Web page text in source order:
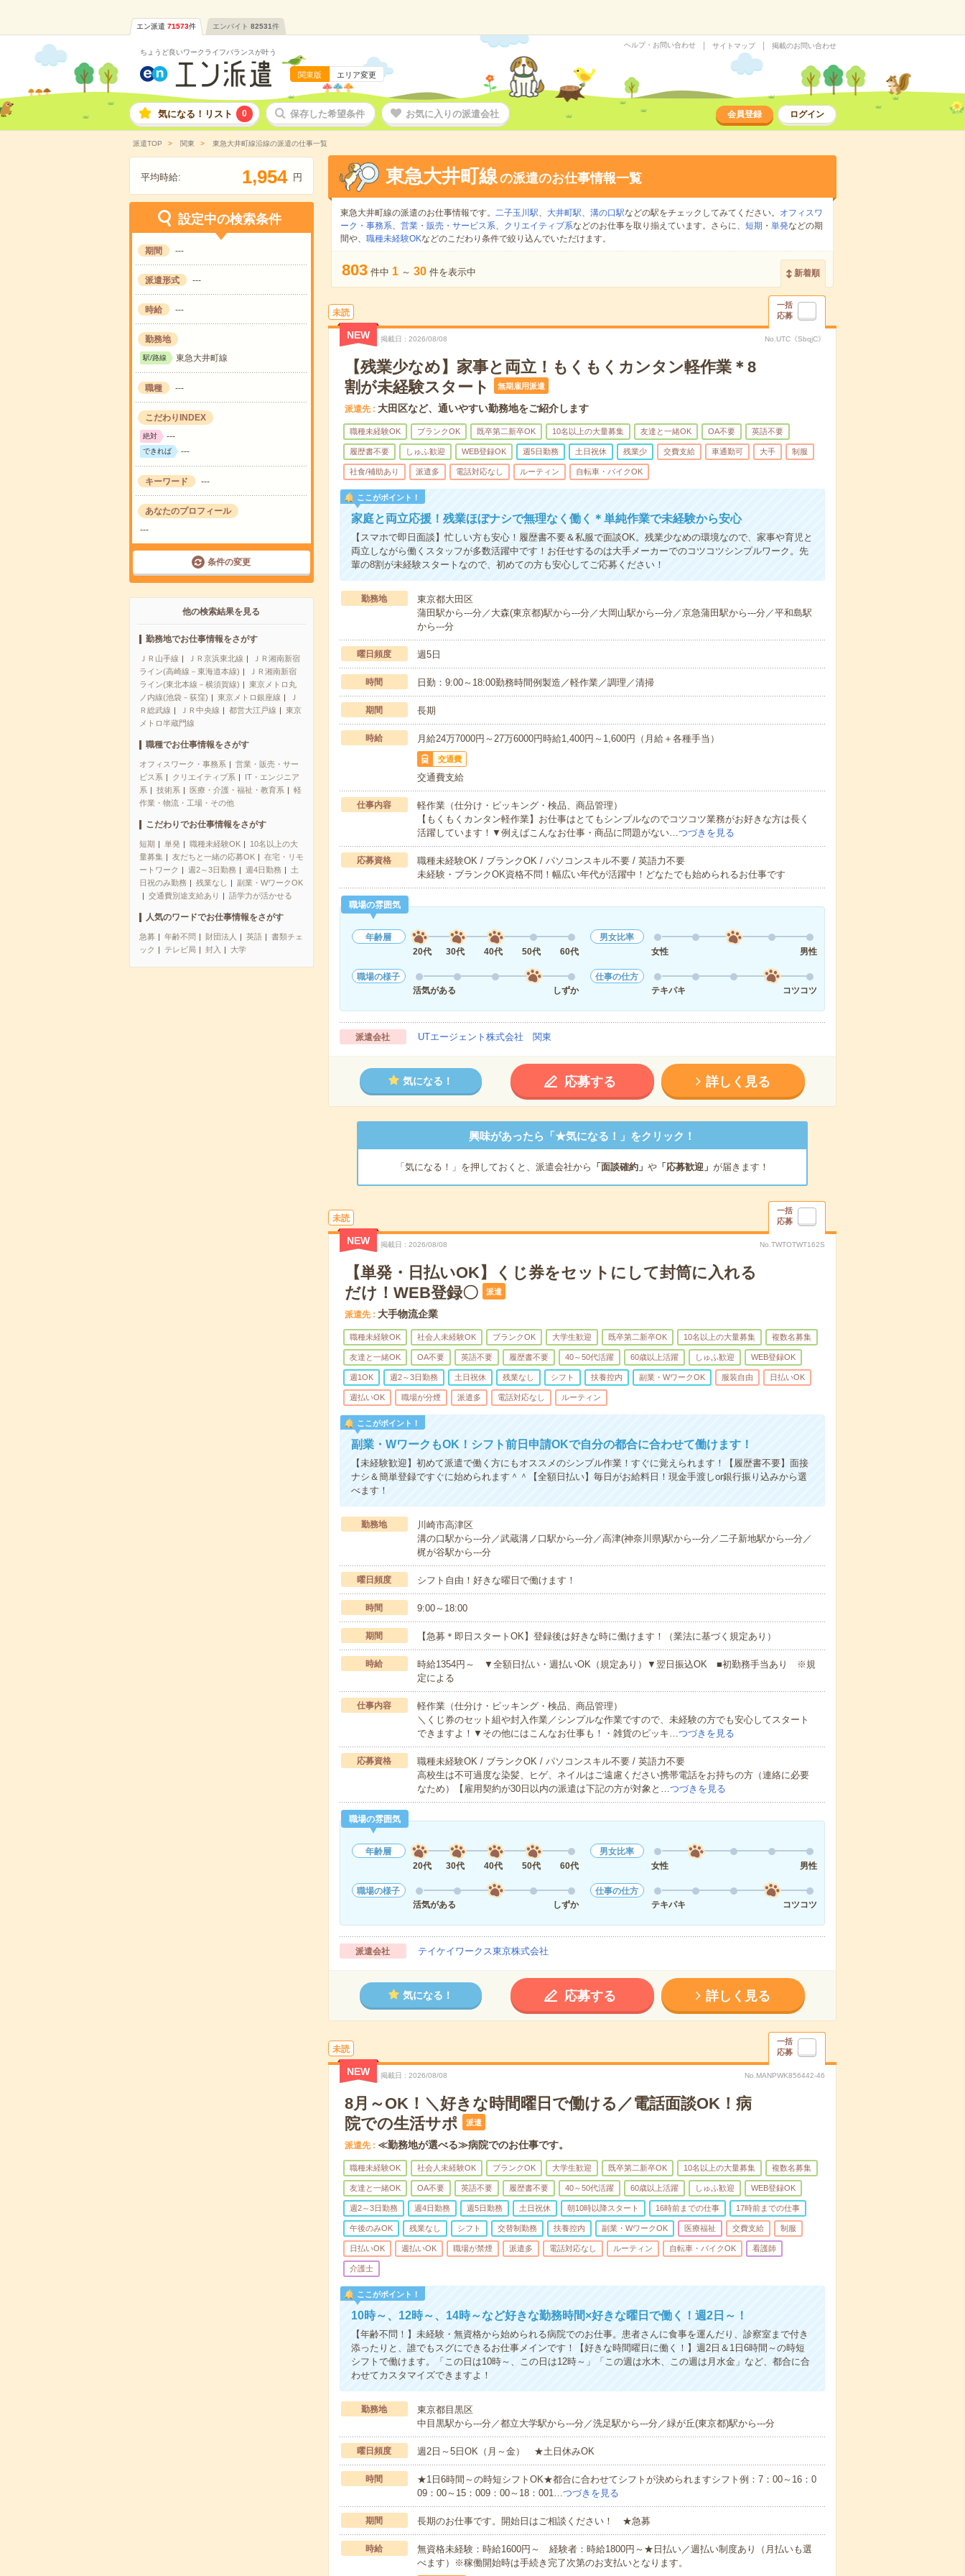
エン派遣 71573件 エンバイト 82531件
ちょうど良いワークライフバランスが叶う
関東版 エリア変更
ヘルプ・お問い合わせ サイトマップ 掲載のお問い合わせ
気になる！リスト 0 保存した希望条件 お気に入りの派遣会社 会員登録 ログイン
派遣TOP 関東 東急大井町線沿線の派遣の仕事一覧
平均時給: 1,954 円
設定中の検索条件
期間 ---
派遣形式 ---
時給 ---
勤務地
駅/路線 東急大井町線
職種 ---
こだわりINDEX
絶対 ---
できれば ---
キーワード ---
あなたのプロフィール
---
条件の変更
他の検索結果を見る
勤務地でお仕事情報をさがす
ＪＲ山手線 ＪＲ京浜東北線
ＪＲ湘南新宿
ライン(高崎線－東海道本線)
ＪＲ湘南新宿
ライン(東北本線－横須賀線)
東京メトロ丸
ノ内線(池袋－荻窪)
東京メトロ銀座線
Ｊ
Ｒ総武線
ＪＲ中央線 都営大江戸線
東京
メトロ半蔵門線
職種でお仕事情報をさがす
オフィスワーク・事務系
営業・販売・サー
ビス系
クリエイティブ系
IT・エンジニア
系
技術系 医療・介護・福祉・教育系
軽
作業・物流・工場・その他
こだわりでお仕事情報をさがす
短期 単発 職種未経験OK
10名以上の大
量募集
友だちと一緒の応募OK
在宅・リモ
ートワーク
週2～3日勤務 週4日勤務
土
日祝のみ勤務
残業なし
副業・WワークOK
交通費別途支給あり
語学力が活かせる
人気のワードでお仕事情報をさがす
急募 年齢不問 財団法人 英語
書類チェ
ック
テレビ局 封入 大学
東急大井町線の派遣のお仕事情報一覧
東急大井町線の派遣のお仕事情報です。 二子玉川駅、 大井町駅、 溝の口駅などの駅をチェックしてみてください。
オフィスワ
ーク・事務系、 営業・販売・サービス系、 クリエイティブ系などのお仕事を取り揃えています。さらに、 短期 ・ 単発などの期
間や、 職種未経験OKなどのこだわり条件で絞り込んでいただけます。
803 件中 1 ～ 30 件を表示中 新着順
未読
一括
応募
NEW 掲載日 2026/08/08 No.UTC《SbqjC》
【残業少なめ】家事と両立！もくもくカンタン軽作業＊8
割が未経験スタート
無期雇用派遣
派遣先 大田区など、通いやすい勤務地をご紹介します
職種未経験OK ブランクOK 既卒第二新卒OK 10名以上の大量募集 友達と一緒OK OA不要 英語不要
履歴書不要 しゅふ歓迎 WEB登録OK 週5日勤務 土日祝休 残業少 交費支給 車通勤可 大手 制服
社食/補助あり 派遣多 電話対応なし ルーティン 自転車・バイクOK
ここがポイント！
家庭と両立応援！残業ほぼナシで無理なく働く＊単純作業で未経験から安心
【スマホで即日面談】忙しい方も安心！履歴書不要＆私服で面談OK。残業少なめの環境なので、家事や育児と
両立しながら働くスタッフが多数活躍中です！お任せするのは大手メーカーでのコツコツシンプルワーク。先
輩の8割が未経験スタートなので、初めての方も安心してご応募ください！
勤務地
東京都大田区
蒲田駅から---分／大森(東京都)駅から---分／大岡山駅から---分／京急蒲田駅から---分／平和島駅
から---分
曜日頻度 週5日
時間 日勤：9:00～18:00勤務時間例製造／軽作業／調理／清掃
期間 長期
時給 月給24万7000円～27万6000円時給1,400円～1,600円（月給＋各種手当）
交通費
交通費支給
仕事内容
軽作業（仕分け・ピッキング・検品、商品管理）
【もくもくカンタン軽作業】お仕事はとてもシンプルなのでコツコツ業務がお好きな方は長く
活躍しています！▼例えばこんなお仕事・商品に問題がない…つづきを見る
応募資格
職種未経験OK / ブランクOK / パソコンスキル不要 / 英語力不要
未経験・ブランクOK資格不問！幅広い年代が活躍中！どなたでも始められるお仕事です
職場の雰囲気
年齢層
20代
30代 40代 50代 60代
男女比率
女性
男性
職場の様子
活気がある
しずか
仕事の仕方
テキパキ
コツコツ
派遣会社 UTエージェント株式会社 関東
気になる！ 応募する 詳しく見る
興味があったら「★気になる！」をクリック！
「気になる！」を押しておくと、派遣会社から 「面談確約」 や「応募歓迎」 が届きます！
未読
一括
応募
NEW 掲載日 2026/08/08 No.TWTOTWT162S
【単発・日払いOK】くじ券をセットにして封筒に入れる
だけ！WEB登録〇
派遣
派遣先 大手物流企業
職種未経験OK 社会人未経験OK ブランクOK 大学生歓迎 既卒第二新卒OK 10名以上の大量募集 複数名募集
友達と一緒OK OA不要 英語不要 履歴書不要 40～50代活躍 60歳以上活躍 しゅふ歓迎 WEB登録OK
週1OK 週2～3日勤務 土日祝休 残業なし シフト 扶養控内 副業・WワークOK 服装自由 日払いOK
週払いOK 職場が分煙 派遣多 電話対応なし ルーティン
ここがポイント！
副業・WワークもOK！シフト前日申請OKで自分の都合に合わせて働けます！
【未経験歓迎】初めて派遣で働く方にもオススメのシンプル作業！すぐに覚えられます！【履歴書不要】面接
ナシ＆簡単登録ですぐに始められます＾＾【全額日払い】毎日がお給料日！現金手渡しor銀行振り込みから選
べます！
勤務地
川崎市高津区
溝の口駅から---分／武蔵溝ノ口駅から---分／高津(神奈川県)駅から---分／二子新地駅から---分／
梶が谷駅から---分
曜日頻度 シフト自由！好きな曜日で働けます！
時間 9:00～18:00
期間 【急募＊即日スタートOK】登録後は好きな時に働けます！（業法に基づく規定あり）
時給
時給1354円～ ▼全額日払い・週払いOK（規定あり）▼翌日振込OK ■初勤務手当あり ※規
定による
仕事内容
軽作業（仕分け・ピッキング・検品、商品管理）
＼くじ券のセット組や封入作業／シンプルな作業ですので、未経験の方でも安心してスタート
できますよ！▼その他にはこんなお仕事も！・雑貨のピッキ…つづきを見る
応募資格
職種未経験OK / ブランクOK / パソコンスキル不要 / 英語力不要
高校生は不可過度な染髪、ヒゲ、ネイルはご遠慮ください携帯電話をお持ちの方（連絡に必要
なため）【雇用契約が30日以内の派遣は下記の方が対象と…つづきを見る
職場の雰囲気
年齢層
20代
30代 40代 50代 60代
男女比率
女性
男性
職場の様子
活気がある
しずか
仕事の仕方
テキパキ
コツコツ
派遣会社 テイケイワークス東京株式会社
気になる！ 応募する 詳しく見る
未読
一括
応募
NEW 掲載日 2026/08/08 No.MANPWK856442-46
8月～OK！＼好きな時間曜日で働ける／電話面談OK！病
院での生活サポ
派遣
派遣先 ≪勤務地が選べる≫病院でのお仕事です。
職種未経験OK 社会人未経験OK ブランクOK 大学生歓迎 既卒第二新卒OK 10名以上の大量募集 複数名募集
友達と一緒OK OA不要 英語不要 履歴書不要 40～50代活躍 60歳以上活躍 しゅふ歓迎 WEB登録OK
週2～3日勤務 週4日勤務 週5日勤務 土日祝休 朝10時以降スタート 16時前までの仕事 17時前までの仕事
午後のみOK 残業なし シフト 交替制勤務 扶養控内 副業・WワークOK 医療福祉 交費支給 制服
日払いOK 週払いOK 職場が禁煙 派遣多 電話対応なし ルーティン 自転車・バイクOK 看護師
介護士
ここがポイント！
10時～、12時～、14時～など好きな勤務時間×好きな曜日で働く！週2日～！
【年齢不問！】未経験・無資格から始められる病院でのお仕事。患者さんに食事を運んだり、診察室まで付き
添ったりと、誰でもスグにできるお仕事メインです！【好きな時間曜日に働く！】週2日＆1日6時間～の時短
シフトで働けます。「この日は10時～、この日は12時～」「この週は水木、この週は月水金」など、都合に合
わせてカスタマイズできますよ！
勤務地
東京都目黒区
中目黒駅から---分／都立大学駅から---分／洗足駅から---分／緑が丘(東京都)駅から---分
曜日頻度 週2日～5日OK（月～金） ★土日休みOK
時間
★1日6時間～の時短シフトOK★都合に合わせてシフトが決められますシフト例：7：00～16：0
09：00～15：009：00～18：001…つづきを見る
期間 長期のお仕事です。開始日はご相談ください！ ★急募
時給
無資格未経験：時給1600円～ 経験者：時給1800円～★日払い／週払い制度あり（月払いも選
べます）※稼働開始時は手続き完了次第のお支払いとなります。